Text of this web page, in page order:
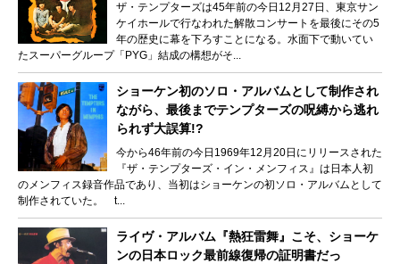
ザ・テンプターズは45年前の今日12月27日、東京サン
ケイホールで行なわれた解散コンサートを最後にその5
年の歴史に幕を下ろすことになる。水面下で動いてい
たスーパーグループ「PYG」結成の構想がそ...
ショーケン初のソロ・アルバムとして制作され
ながら、最後までテンプターズの呪縛から逃れ
られず大誤算!?
今から46年前の今日1969年12月20日にリリースされた
『ザ・テンプターズ・イン・メンフィス』は日本人初
のメンフィス録音作品であり、当初はショーケンの初ソロ・アルバムとして
制作されていた。 t...
ライヴ・アルバム『熱狂雷舞』こそ、ショーケ
ンの日本ロック最前線復帰の証明書だっ